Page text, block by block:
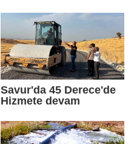
Savur'da 45 Derece'de
Hizmete devam